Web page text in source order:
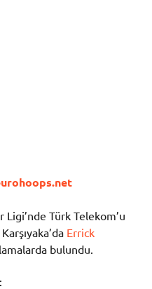
Türk Telekom’u
Errick
bulundu.